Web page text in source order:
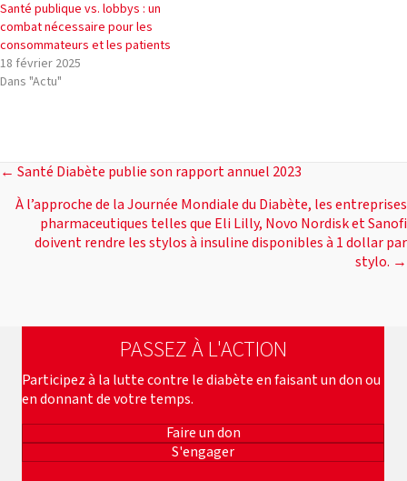
Santé publique vs. lobbys : un
combat nécessaire pour les
consommateurs et les patients
18 février 2025
Dans "Actu"
POSTS
NAVIGATION
← Santé Diabète publie son rapport annuel 2023
À l’approche de la Journée Mondiale du Diabète, les entreprises
pharmaceutiques telles que Eli Lilly, Novo Nordisk et Sanofi
doivent rendre les stylos à insuline disponibles à 1 dollar par
stylo. →
PASSEZ À L'ACTION
Participez à la lutte contre le diabète en faisant un don ou
en donnant de votre temps.
Faire un don
S'engager